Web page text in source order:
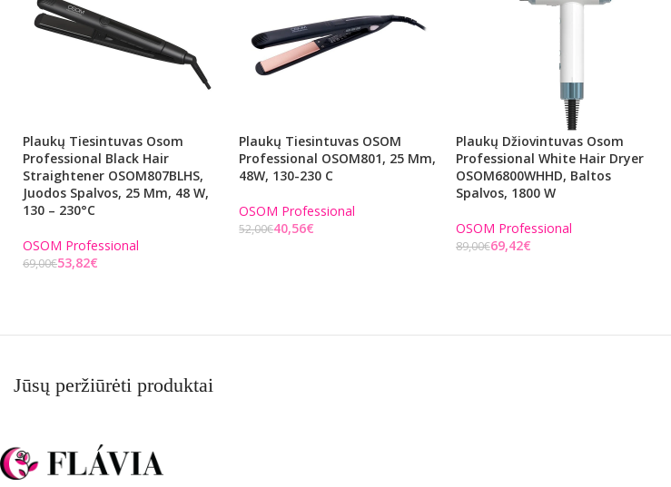
Plaukų Tiesintuvas Osom
Professional Black Hair
Straightener OSOM807BLHS,
Juodos Spalvos, 25 Mm, 48 W,
130 – 230°C
OSOM Professional
69,00€53,82€
Plaukų Tiesintuvas OSOM
Professional OSOM801, 25 Mm,
48W, 130-230 C
OSOM Professional
52,00€40,56€
Plaukų Džiovintuvas Osom
Professional White Hair Dryer
OSOM6800WHHD, Baltos
Spalvos, 1800 W
OSOM Professional
89,00€69,42€
Jūsų peržiūrėti produktai